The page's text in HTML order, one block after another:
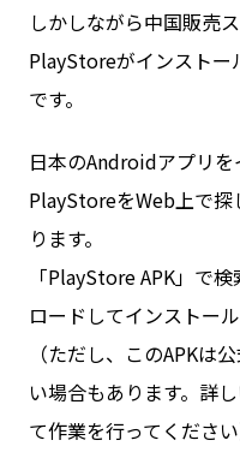
しかしながら中国販売
PlayStoreがインストー
です。
日本のAndroidアプリ
PlayStoreをWeb上で探
ります。
「PlayStore APK」で
ロードしてインストール
（ただし、このAPKは
い場合もあります。詳
て作業を行ってください